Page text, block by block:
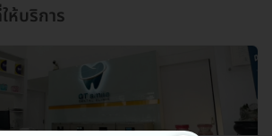
ห้บริการ